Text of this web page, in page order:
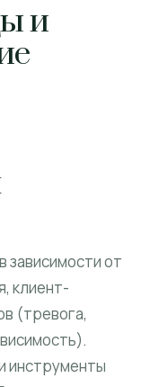
и
зависимости от
клиент-
(тревога,
инструменты